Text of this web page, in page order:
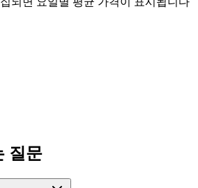
질문